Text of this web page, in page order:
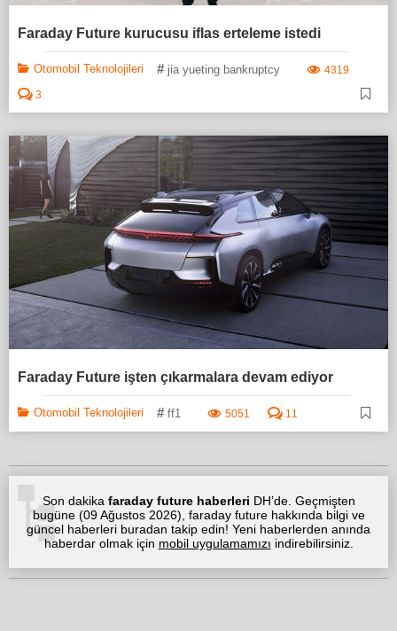
Faraday Future kurucusu iflas erteleme istedi
Otomobil Teknolojileri # jia yueting bankruptcy
4319
3
Faraday Future işten çıkarmalara devam ediyor
Otomobil Teknolojileri # ff1 5051 11
Son dakika faraday future haberleri DH’de. Geçmişten
bugüne (09 Ağustos 2026), faraday future hakkında bilgi ve
güncel haberleri buradan takip edin! Yeni haberlerden anında
haberdar olmak için mobil uygulamamızı indirebilirsiniz.